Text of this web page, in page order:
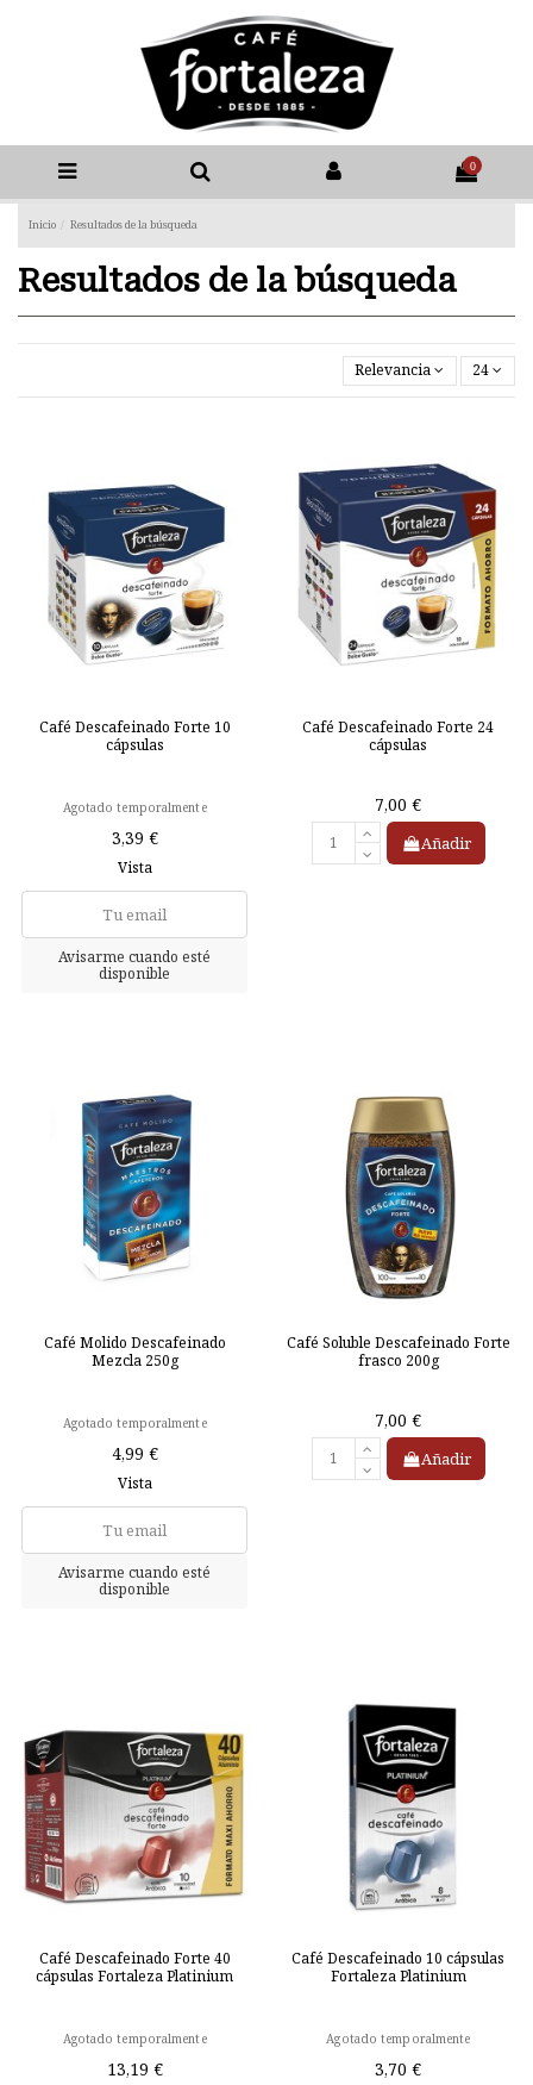
0
Inicio Resultados de la búsqueda
Resultados de la búsqueda
Relevancia 24
Café Descafeinado Forte 10
cápsulas
Agotado temporalmente
3,39 €
Vista
Café Descafeinado Forte 24
cápsulas
7,00 €
Añadir
Café Molido Descafeinado
Mezcla 250g
Agotado temporalmente
4,99 €
Vista
Café Soluble Descafeinado Forte
frasco 200g
7,00 €
Añadir
Café Descafeinado Forte 40
cápsulas Fortaleza Platinium
Agotado temporalmente
13,19 €
Café Descafeinado 10 cápsulas
Fortaleza Platinium
Agotado temporalmente
3,70 €